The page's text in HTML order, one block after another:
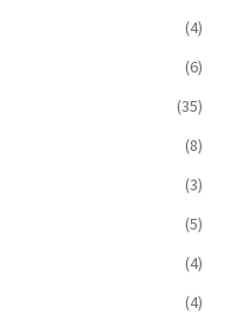
(4)
(6)
(35)
(8)
(3)
(5)
(4)
(4)